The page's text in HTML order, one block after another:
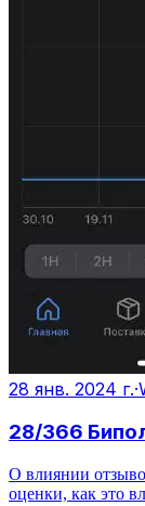
28 янв. 2024 г.·
28/366
О влиянии
оценки, как это